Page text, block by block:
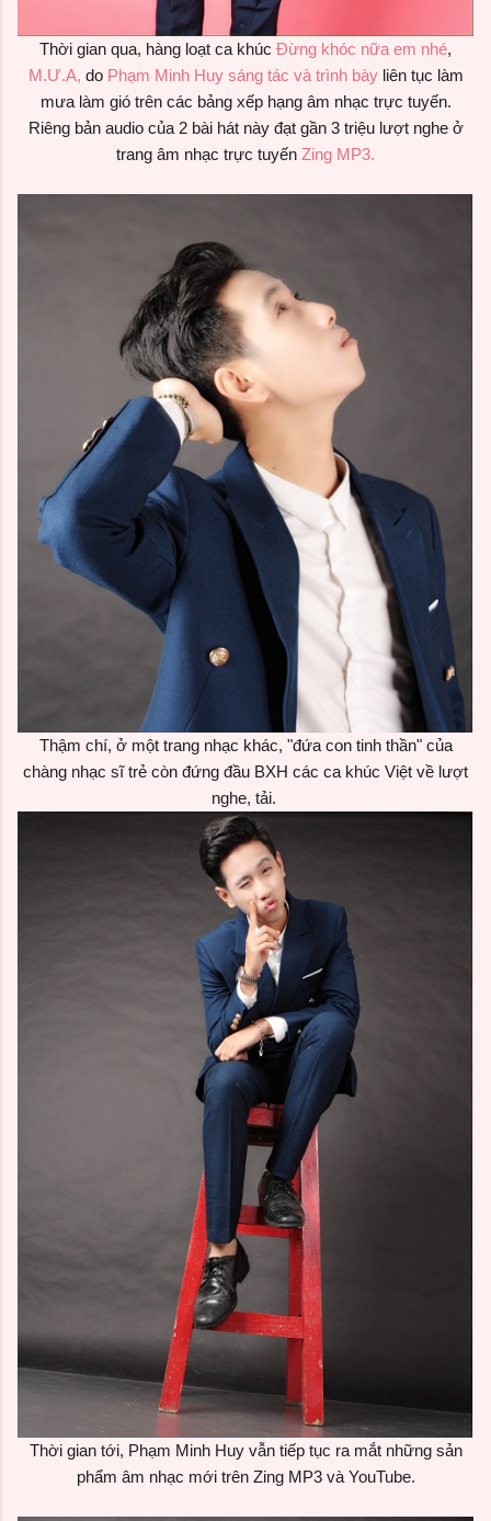
Thời gian qua, hàng loạt ca khúc Đừng khóc nữa em nhé,
M.Ư.A, do Phạm Minh Huy sáng tác và trình bàyliên tục làm
mưa làm gió trên các bảng xếp hạng âm nhạc trực tuyến.
Riêng bản audio của 2 bài hát này đạt gần 3 triệu lượt nghe ở
trang âm nhạc trực tuyến Zing MP3.
Thậm chí, ở một trang nhạc khác, "đứa con tinh thần" của
chàng nhạc sĩ trẻ còn đứng đầu BXH các ca khúc Việt về lượt
nghe, tải.
Thời gian tới, Phạm Minh Huy vẫn tiếp tục ra mắt những sản
phẩm âm nhạc mới trên Zing MP3 và YouTube.